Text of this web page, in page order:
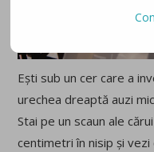
Ești sub un cer care a
urechea dreaptă auzi
Stai pe un scaun ale
centimetri în nisip și